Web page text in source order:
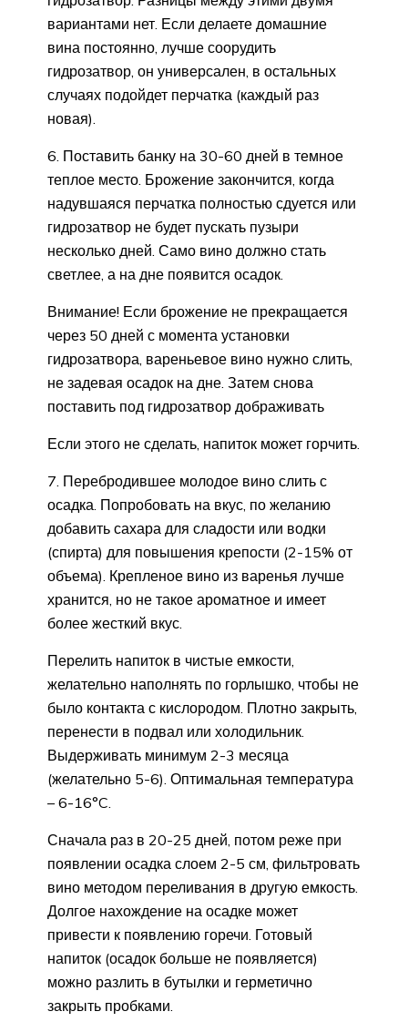
вариантами нет. Если делаете домашние
вина постоянно, лучше соорудить
гидрозатвор, он универсален, в остальных
случаях подойдет перчатка (каждый раз
новая).
6. Поставить банку на 30-60 дней в темное
теплое место. Брожение закончится, когда
надувшаяся перчатка полностью сдуется или
гидрозатвор не будет пускать пузыри
несколько дней. Само вино должно стать
светлее, а на дне появится осадок.
Внимание! Если брожение не прекращается
через 50 дней с момента установки
гидрозатвора, вареньевое вино нужно слить,
не задевая осадок на дне. Затем снова
поставить под гидрозатвор дображивать
Если этого не сделать, напиток может горчить.
7. Перебродившее молодое вино слить с
осадка. Попробовать на вкус, по желанию
добавить сахара для сладости или водки
(спирта) для повышения крепости (2-15% от
объема). Крепленое вино из варенья лучше
хранится, но не такое ароматное и имеет
более жесткий вкус.
Перелить напиток в чистые емкости,
желательно наполнять по горлышко, чтобы не
было контакта с кислородом. Плотно закрыть,
перенести в подвал или холодильник.
Выдерживать минимум 2-3 месяца
(желательно 5-6). Оптимальная температура
– 6-16°C.
Сначала раз в 20-25 дней, потом реже при
появлении осадка слоем 2-5 см, фильтровать
вино методом переливания в другую емкость.
Долгое нахождение на осадке может
привести к появлению горечи. Готовый
напиток (осадок больше не появляется)
можно разлить в бутылки и герметично
закрыть пробками.